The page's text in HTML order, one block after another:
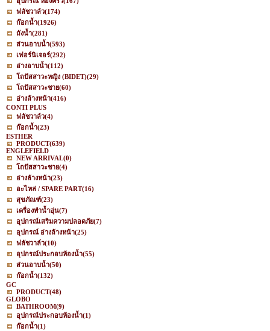
ฟลัชวาล์ว(174)
ก๊อกน้ำ(1926)
ถังน้ำ(281)
ส่วนอาบน้ำ(593)
เฟอร์นิเจอร์(292)
อ่างอาบน้ำ(112)
โถปัสสาวะหญิง (BIDET)(29)
โถปัสสาวะชาย(60)
อ่างล้างหน้า(416)
CONTI PLUS
ฟลัชวาล์ว(4)
ก๊อกน้ำ(23)
ESTHER
PRODUCT(639)
ENGLEFIELD
NEW ARRIVAL(0)
โถปัสสาวะชาย(4)
อ่างล้างหน้า(23)
อะไหล่ / SPARE PART(16)
สุขภัณฑ์(23)
เครื่องทำน้ำอุ่น(7)
อุปกรณ์เสริมความปลอดภัย(7)
อุปกรณ์ อ่างล้างหน้า(25)
ฟลัชวาล์ว(10)
อุปกรณ์ประกอบห้องน้ำ(55)
ส่วนอาบน้ำ(50)
ก๊อกน้ำ(132)
GC
PRODUCT(48)
GLOBO
BATHROOM(9)
อุปกรณ์ประกอบห้องน้ำ(1)
ก๊อกน้ำ(1)